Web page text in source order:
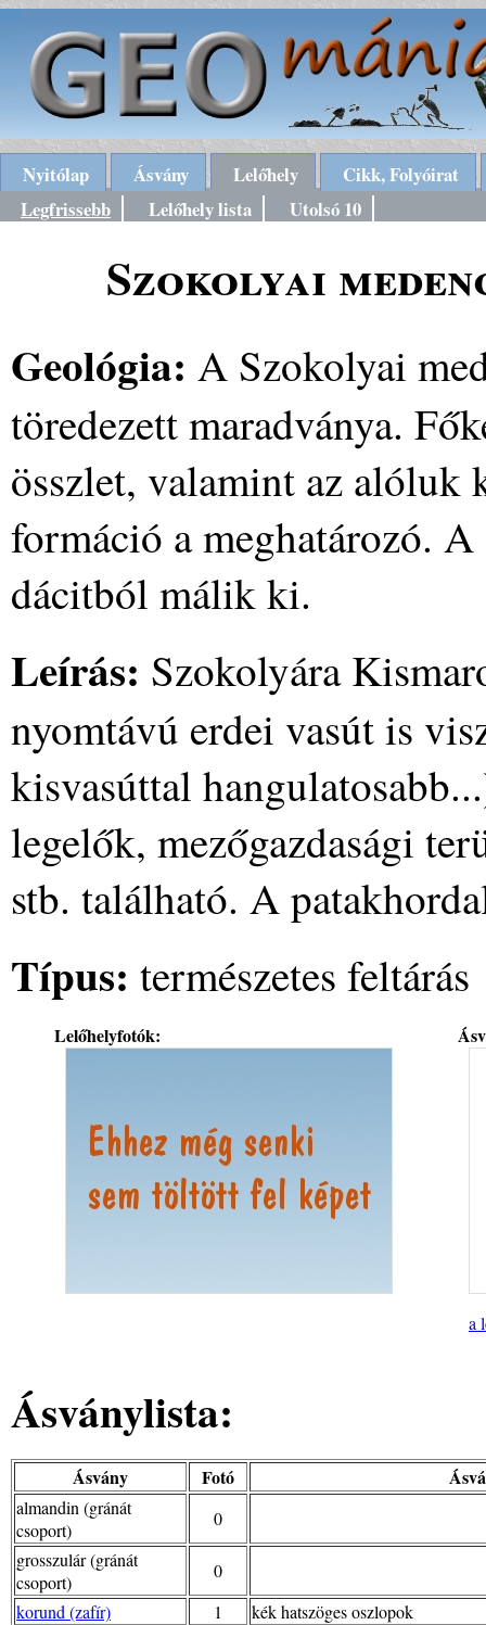
Nyitólap Ásvány Lelőhely
Cikk, Folyóirat
Legfrissebb
Lelőhely lista Utolsó 10
Szokolyai
Geológia: A Szokolyai
töredezett maradványa.
összlet, valamint az alóluk
formáció a meghatározó.
dácitból málik ki.
Leírás: Szokolyára
nyomtávú erdei vasút is
kisvasúttal
legelők, mezőgazdasági
stb. található. A
Típus: természetes feltárás
Lelőhelyfotók:
a
Ásványlista:
Ásvány Fotó
almandin (gránát
csoport)
0
grosszulár (gránát
csoport)
0
korund (zafír)
1 kék hatszöges oszlopok